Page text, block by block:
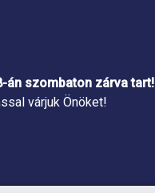
án szombaton zárva tart!
várjuk Önöket!